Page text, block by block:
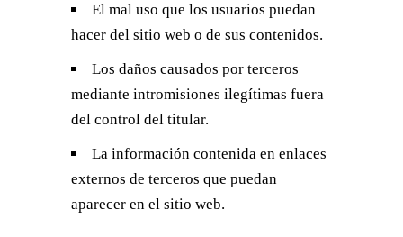
El mal uso que los usuarios puedan
hacer del sitio web o de sus contenidos.
Los daños causados por terceros
mediante intromisiones ilegítimas fuera
del control del titular.
La información contenida en enlaces
externos de terceros que puedan
aparecer en el sitio web.